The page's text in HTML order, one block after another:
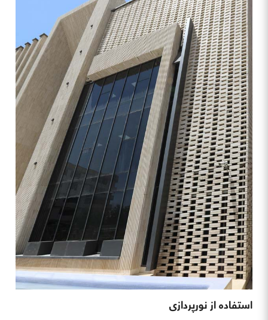
استفاده از نورپردازی